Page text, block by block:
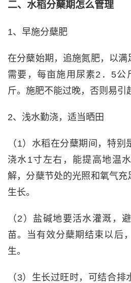
二、水稻分蘖期怎么管理
1、早施分蘖肥
在分蘖始期，追施氮肥，以
需要，每亩施用尿素2．5公
斤。施肥不能过晚，否则易引
2、浅水勤浇，适当晒田
（1）水稻在分蘖期间，特
浇水1寸左右，能提高地温
解，分蘖节处的光照和氧气充
生长。
（2）盐碱地要活水灌溉，
苗。当有效分蘖期结束以后
生。
（3）生长过旺时，可结合